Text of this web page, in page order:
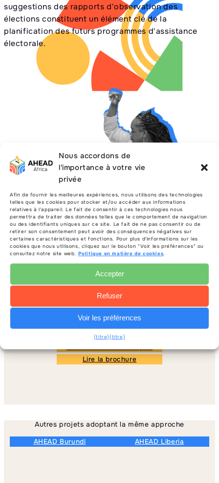
Nous accordons de
l'importance à votre vie
privée
Afin de fournir les meilleures expériences, nous utilisons des technologies
telles que les cookies pour stocker et/ou accéder aux informations
relatives à l'appareil. Le fait de consentir à ces technologies nous
permettra de traiter des données telles que le comportement de navigation
ou des identifiants uniques sur ce site. Le fait de ne pas consentir ou de
retirer son consentement peut avoir des conséquences négatives sur
certaines caractéristiques et fonctions. Pour plus d'informations sur les
cookies que nous utilisons, cliquez sur le bouton "Voir les préférences" ou
consultez notre site web. Politique en matière de cookies
Accepter
Refuser
Voir les préférences
{titre}{titre}
suggestions des rapports d'observation des
élections constituent un élément clé de la
planification des futurs programmes d'assistance
électorale.
En savoir plus surl'approche AHEAD
Lire la brochure
Autres projets adoptant la même approche
AHEAD Burundi AHEAD Liberia